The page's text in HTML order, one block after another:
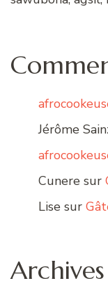
Jérôme
Cunere sur
Lise sur
Archives